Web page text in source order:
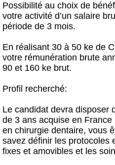
Possibilité au choix de
votre activité d’un salaire
période de 3 mois.
En réalisant 30 à 50 ke de
votre rémunération brute
90 et 160 ke brut.
Profil recherché:
Le candidat devra disposer
de 3 ans acquise en France
en chirurgie dentaire, vous
savez définir les protocoles
fixes et amovibles et les